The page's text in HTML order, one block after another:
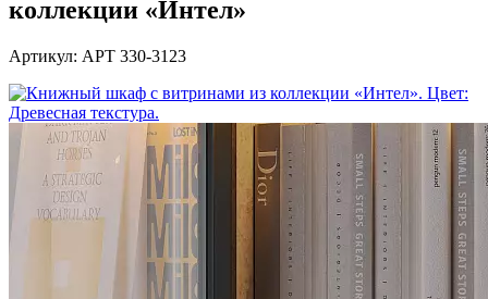
коллекции «Интел»
Артикул: АРТ 330-3123